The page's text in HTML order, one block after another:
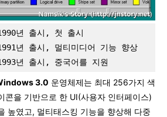
년 출시, 첫 출시
년 출시, 멀티미디어 기능 향상
년 출시, 중국어를 지원
3.0 운영체제는 최대 256가지 색
콘을 기반으로 한 UI(사용자 인터페이스)
높였고, 멀티태스킹 기능을 향상해 다중